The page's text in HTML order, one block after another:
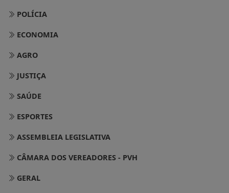
POLÍCIA
ECONOMIA
AGRO
JUSTIÇA
SAÚDE
ESPORTES
ASSEMBLEIA LEGISLATIVA
CÂMARA DOS VEREADORES - PVH
GERAL